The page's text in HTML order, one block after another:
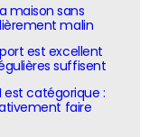
maison sans
malin
est excellent
suffisent
est catégorique :
faire